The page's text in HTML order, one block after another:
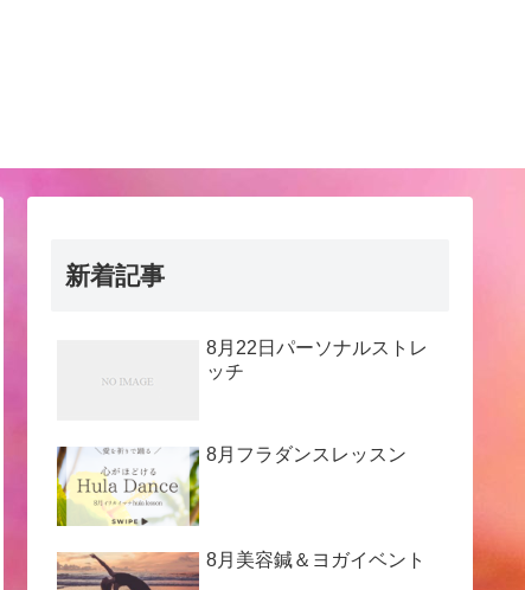
新着記事
8月22日パーソナルストレ
ッチ
8月フラダンスレッスン
8月美容鍼＆ヨガイベント